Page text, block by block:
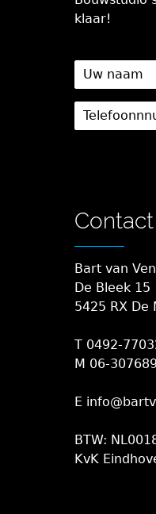
klaar!
Bart van
De Bleek 15
5425 RX De
T 0492-
M 06-
E
BTW:
KvK